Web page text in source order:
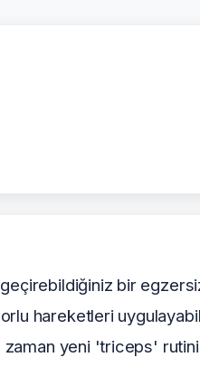
bir
hareketleri
yeni 'triceps'